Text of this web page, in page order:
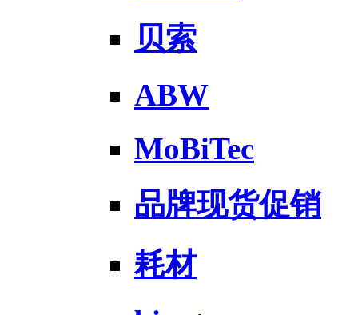
贝索
ABW
MoBiTec
品牌现货促销
耗材